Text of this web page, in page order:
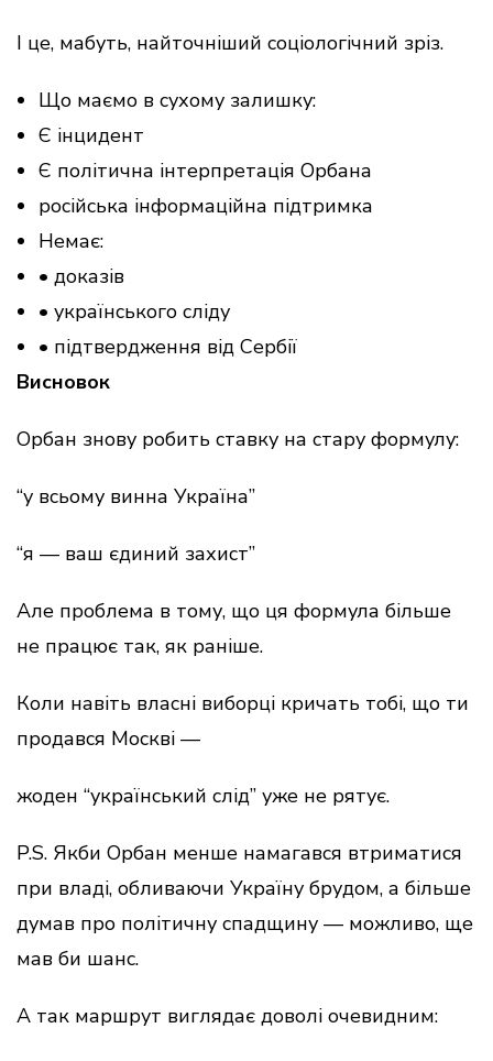
І це, мабуть, найточніший соціологічний зріз.
Що маємо в сухому залишку:
Є інцидент
Є політична інтерпретація Орбана
російська інформаційна підтримка
Немає:
• доказів
• українського сліду
• підтвердження від Сербії
Висновок
Орбан знову робить ставку на стару формулу:
“у всьому винна Україна”
“я — ваш єдиний захист”
Але проблема в тому, що ця формула більше
не працює так, як раніше.
Коли навіть власні виборці кричать тобі, що ти
продався Москві —
жоден “український слід” уже не рятує.
P.S. Якби Орбан менше намагався втриматися
при владі, обливаючи Україну брудом, а більше
думав про політичну спадщину — можливо, ще
мав би шанс.
А так маршрут виглядає доволі очевидним: